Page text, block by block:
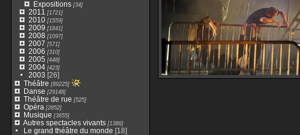
Expositions[34]
2011 [1721]
2010[1559]
2009 [1841]
2008 [1097]
2007 [571]
2006 [310]
2005 [448]
2004[423]
2003 [26]
Théâtre [89225]
Danse [29148]
Théâtre de rue [525]
Opéra [2852]
Musique [3655]
Autres spectacles vivants[1386]
Le grand théâtre du monde [18]